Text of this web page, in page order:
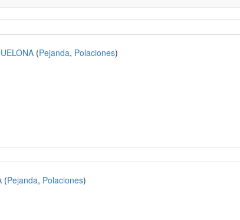
(Pejanda, Polaciones)
(Pejanda, Polaciones)